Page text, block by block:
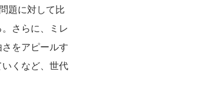
題に対して比
さらに、ミレ
をアピールす
くなど、世代